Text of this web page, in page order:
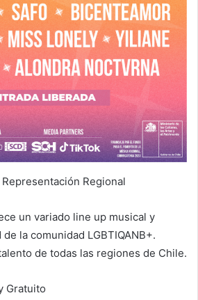
Regional
un variado line up musical y
la comunidad LGBTIQANB+.
de todas las regiones de Chile.
Gratuito